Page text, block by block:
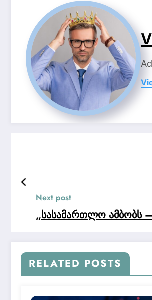
Next post
„სასამართლო ამბობს
RELATED POSTS